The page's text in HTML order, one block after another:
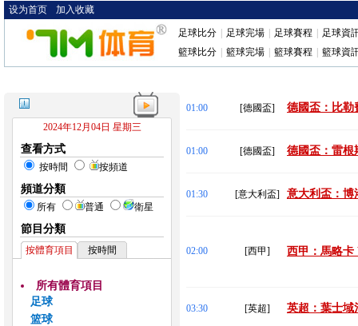
设为首页 加入收藏
足球比分 足球完場 足球賽程
足球資
籃球比分
籃球完場 籃球賽程 籃球資
2024年12月04日 星期三
查看方式
按時間 按頻道
頻道分類
所有 普通 衛星
節目分類
按體育項目 按時間
所有體育項目
足球
篮球
01:00 [德國盃] 德國盃：比勒
01:00 [德國盃] 德國盃：雷根
01:30 [意大利盃] 意大利盃：博
02:00 [西甲] 西甲：馬略卡
03:30 [英超] 英超：葉士域